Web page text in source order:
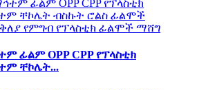
ፊልም OPP CPP የፕላስቲክ
ቸኮሌት...